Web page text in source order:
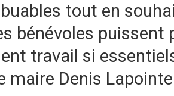
tout en
bénévoles puissent
travail si
maire Denis